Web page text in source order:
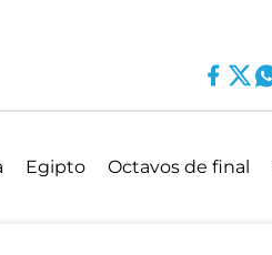
Egipto Octavos de final